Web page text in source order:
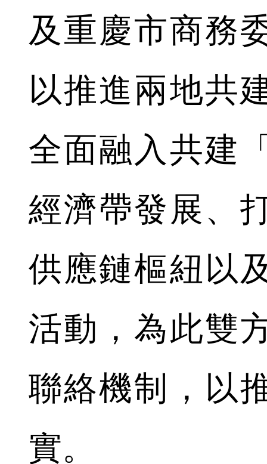
及重慶市商務
以推進兩地共
全面融入共建
經濟帶發展、
供應鏈樞紐以
活動，為此雙
聯絡機制，以
實。